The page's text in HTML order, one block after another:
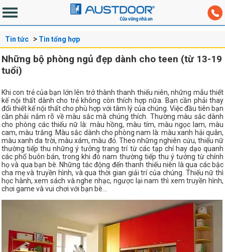
Tin tức Tin tổng hợp
Những bộ phòng ngủ đẹp dành cho teen (từ 13-19
tuổi)
Khi con trẻ của bạn lớn lên trở thành thanh thiếu niên, những mẫu thiết
kế nội thất dành cho trẻ không còn thích hợp nữa. Bạn cần phải thay
đổi thiết kế nội thất cho phù hợp với tâm lý của chúng. Việc đầu tiên bạn
cần phải nắm rõ về màu sắc mà chúng thích. Thường màu sắc dành
cho phòng các thiếu nữ là: màu hồng, màu tím, màu ngọc lam, màu
cam, màu trắng. Màu sắc dành cho phòng nam là: màu xanh hải quân,
màu xanh da trời, màu xám, màu đỏ. Theo những nghiên cứu, thiếu nữ
thường tiếp thu những ý tưởng trang trí từ các tạp chí hay dạo quanh
các phố buôn bán, trong khi đó nam thường tiếp thu ý tưởng từ chính
họ và qua bạn bè. Những tác động đến thanh thiếu niên là qua các bậc
cha mẹ và truyền hình, và qua thời gian giải trí của chúng. Thiếu nữ thì
học hành, xem sách và nghe nhạc, ngược lại nam thì xem truyền hình,
chơi game và vui chơi với bạn bè…